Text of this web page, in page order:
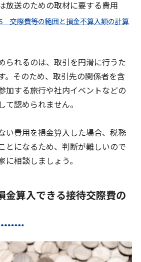
放送のための取材に要する費用
交際費等の範囲と損金不算入額の計算
られるのは、取引を円滑に行うた
。そのため、取引先の関係者を含
加する旅行や社内イベントなどの
て認められません。
い費用を損金算入した場合、税務
とになるため、判断が難しいので
に相談しましょう。
金算入できる接待交際費の